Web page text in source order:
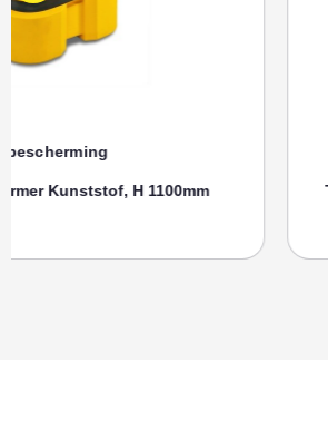
Toebehoren, SPANRIEM MORION